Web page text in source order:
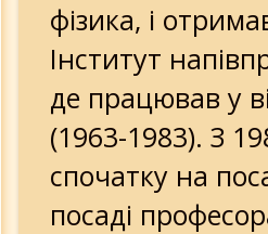
фізика, і
Інститут
де працював у
(1963-1983). З
спочатку на
посаді
Немного истории
События и лица
Ткаченко В.А. 75 лет
Юбилейный